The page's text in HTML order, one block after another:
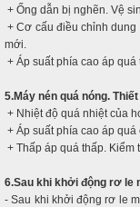
+ Ống dẫn bị nghẽn. Vệ
+ Cơ cấu điều chỉnh
mới.
+ Áp suất phía cao áp
5.Máy nén quá nóng.
+ Nhiệt độ quá nhiệt của
+ Áp suất phía cao áp quá
+ Thấp áp quá thấp. Kiểm
6.Sau khi khởi động rơ le
- Sau khi khởi động rơ le